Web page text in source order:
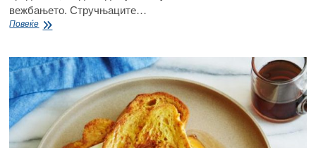
вежбањето. Стручњаците…
ПовеќеКако
да
стане
навика